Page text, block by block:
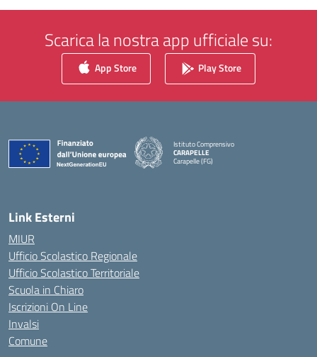
Scarica la nostra app ufficiale su:
App Store Play Store
Istituto Comprensivo
CARAPELLE
Carapelle (FG)
— Visita la pagina iniziale della scuola
Link Esterni
MIUR
Ufficio Scolastico Regionale
Ufficio Scolastico Territoriale
Scuola in Chiaro
Iscrizioni On Line
Invalsi
Comune